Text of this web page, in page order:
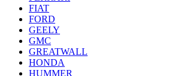
FIAT
FORD
GEELY
GMC
GREATWALL
HONDA
HUMMER